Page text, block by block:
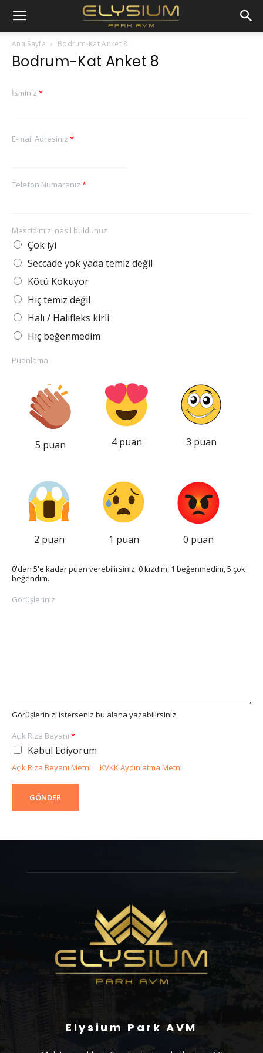
Ana Sayfa Bodrum-Kat Anket 8
Bodrum-Kat Anket 8
İsminiz *
E-mail Adresiniz *
Telefon Numaranız *
Mescidimizi nasıl buldunuz
Çok iyi
Seccade yok yada temiz değil
Kötü Kokuyor
Hiç temiz değil
Halı / Halıfleks kirli
Hiç beğenmedim
Puanlama
5 puan 4 puan 3 puan
2 puan 1 puan 0 puan
0'dan 5'e kadar puan verebilirsiniz. 0 kızdım, 1 beğenmedim, 5 çok
beğendim.
Görüşleriniz
Görüşlerinizi isterseniz bu alana yazabilirsiniz.
Açık Rıza Beyanı *
Kabul Ediyorum
Açık Rıza Beyanı Metni KVKK Aydınlatma Metni
GÖNDER
Elysium Park AVM